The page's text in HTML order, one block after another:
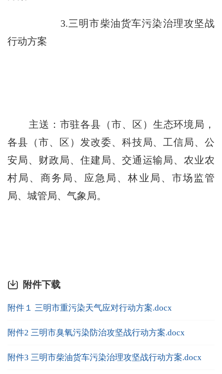
3.三明市柴油货车污染治理攻坚战
行动方案
主送：市驻各县（市、区）生态环境局，
各县（市、区）发改委、科技局、工信局、公
安局、财政局、住建局、交通运输局、农业农
村局、商务局、应急局、林业局、市场监管
局、城管局、气象局。
附件下载
附件１ 三明市重污染天气应对行动方案.docx
附件2 三明市臭氧污染防治攻坚战行动方案.docx
附件3 三明市柴油货车污染治理攻坚战行动方案.docx